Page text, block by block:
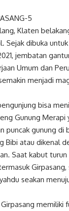
Klaten
Sejak dibuka
jembatan
Umum dan
menjadi
bisa
Gunung Merapi
puncak gunung di
Bibi atau dikenal
Saat kabut
seakan
memiliki